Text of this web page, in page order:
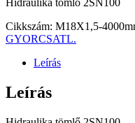
Hidraulika tömlő 2SN100
Cikkszám: M18X1,5-
GYORCSATL.
Leírás
Leírás